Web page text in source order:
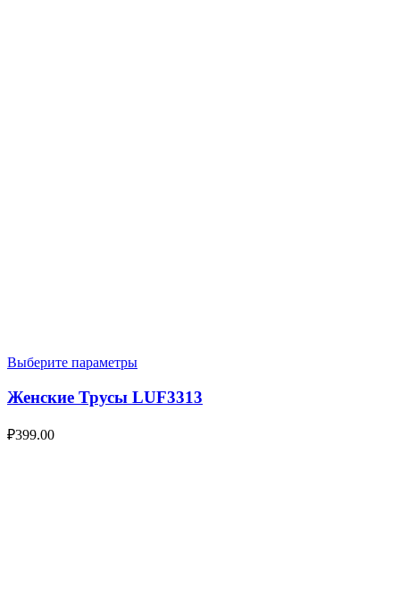
Выберите параметры
Женские Трусы LUF3313
₽399.00